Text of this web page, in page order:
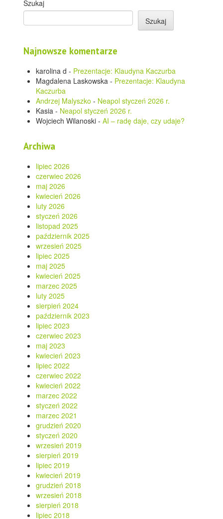
Szukaj
Szukaj
Najnowsze komentarze
karolina d - Prezentacje: Klaudyna Kaczurba
Magdalena Laskowska - Prezentacje: Klaudyna
Kaczurba
Andrzej Malyszko - Neapol styczeń 2026 r.
Kasia - Neapol styczeń 2026 r.
Wojciech Wilanoski -AI – radę daje, czy udaje?
Archiwa
lipiec 2026
czerwiec 2026
maj 2026
kwiecień 2026
luty 2026
styczeń 2026
listopad 2025
październik 2025
wrzesień 2025
lipiec 2025
maj 2025
kwiecień 2025
marzec 2025
luty 2025
sierpień 2024
październik 2023
lipiec 2023
czerwiec 2023
maj 2023
kwiecień 2023
lipiec 2022
czerwiec 2022
kwiecień 2022
marzec 2022
styczeń 2022
marzec 2021
grudzień 2020
styczeń 2020
wrzesień 2019
sierpień 2019
lipiec 2019
kwiecień 2019
grudzień 2018
wrzesień 2018
sierpień 2018
lipiec 2018